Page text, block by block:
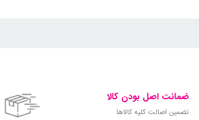
ضمانت اصل بودن کالا
تضمین اصالت کلیه کالاها